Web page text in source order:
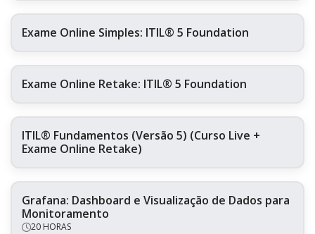
Exame Online Simples: ITIL® 5 Foundation
Exame Online Retake: ITIL® 5 Foundation
ITIL® Fundamentos (Versão 5) (Curso Live +
Exame Online Retake)
Grafana: Dashboard e Visualização de Dados para
Monitoramento
20 HORAS